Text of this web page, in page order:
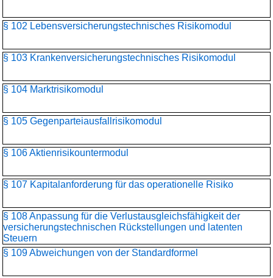
§ 102 Lebensversicherungs­technisches Risikomodul
§ 103 Krankenversicherungs­technisches Risikomodul
§ 104 Marktrisikomodul
§ 105 Gegenparteiausfallrisikomodul
§ 106 Aktienrisikountermodul
§ 107 Kapitalanforderung für das operationelle Risiko
§ 108 Anpassung für die Verlustausgleichsfähigkeit der
versicherungstechnischen Rückstellungen und latenten
Steuern
§ 109 Abweichungen von der Standardformel